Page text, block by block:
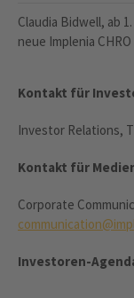
Claudia Bidwell, ab
neue Implenia CHRO
Kontakt für
Investor Relations, T
Kontakt für
Corporate
Investoren-